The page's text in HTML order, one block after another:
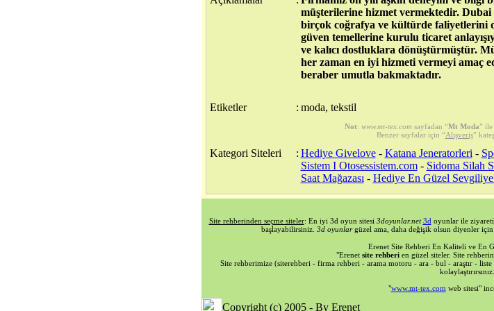
müşterilerine hizmet vermektedir.
birçok coğrafya ve kültürde faliyetlerini
güven temellerine kurulu ticaret
ve kalıcı dostluklara dönüştürmüştür.
her zaman en iyi hizmeti vermeyi amaç
beraber umutla bakmaktadır.
Etiketler : moda, tekstil
Not: www.mt-tex.com sayfadan “Mt Moda”
Benzer sayfalar için “Alışveriş”
Kategori Siteleri : Hediye Givelove- Katana Jeneratorleri -
Sistem I Otosessistem.com- Sidoma Silah
Saat Mağazası - Hediye En Güzel
Site rehberinden seçme siteler: En iyi 3d oyun sitesi 3doyunlar.net 3d oyunlar ile
başlayabilirsiniz. 3d oyunlargüzel ama, daha değişik olsun diyenler
Erenet Site Rehberi En Kaliteli ve En
"Erenet site rehberien güzel siteler. Site
Site rehberimize (siterehberi - firma rehberi - arama motoru - ara - bul - araştır -
kolaylaştırırsınız.
"www.mt-tex.com web sitesi"
Copyright (c) 2005 - By Erenet